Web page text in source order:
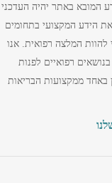
המובא באתר יהיה העדכני
את הידע המקצועי בתחומים
המלצה רפואית. אנו
רפואיים לפנות
באחד ממקצועות הבריאות